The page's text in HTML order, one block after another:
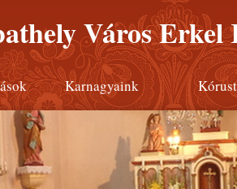
Város Erkel
Karnagyaink